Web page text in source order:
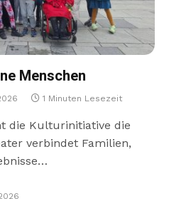
Menschen
1 Minuten Lesezeit
die Kulturinitiative die
verbindet Familien,